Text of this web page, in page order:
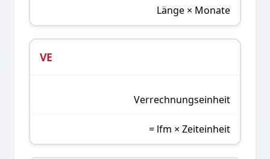
Länge × Monate
VE
Verrechnungseinheit
= lfm × Zeiteinheit